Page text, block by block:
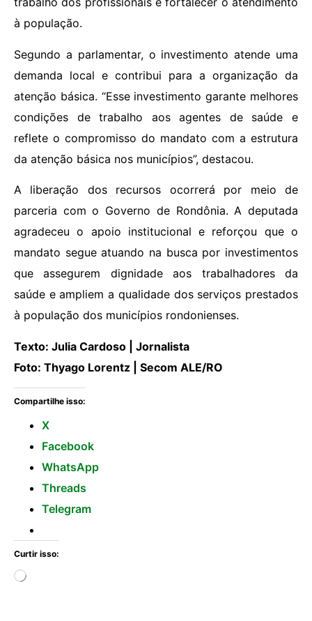
à população.
Segundo a parlamentar, o investimento atende uma
demanda local e contribui para a organização da
atenção básica. “Esse investimento garante melhores
condições de trabalho aos agentes de saúde e
reflete o compromisso do mandato com a estrutura
da atenção básica nos municípios”, destacou.
A liberação dos recursos ocorrerá por meio de
parceria com o Governo de Rondônia. A deputada
agradeceu o apoio institucional e reforçou que o
mandato segue atuando na busca por investimentos
que assegurem dignidade aos trabalhadores da
saúde e ampliem a qualidade dos serviços prestados
à população dos municípios rondonienses.
Texto: Julia Cardoso | Jornalista
Foto: Thyago Lorentz | Secom ALE/RO
Compartilhe isso:
X
Facebook
WhatsApp
Threads
Telegram
Curtir isso: